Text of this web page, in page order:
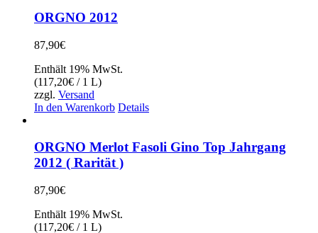
ORGNO 2012
87,90€
Enthält 19% MwSt.
(117,20€ / 1 L)
zzgl. Versand
In den Warenkorb Details
ORGNO Merlot Fasoli Gino Top Jahrgang
2012 ( Rarität )
87,90€
Enthält 19% MwSt.
(117,20€ / 1 L)